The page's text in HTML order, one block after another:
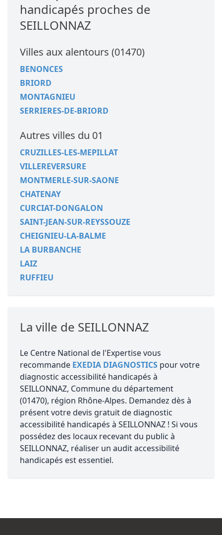
handicapés proches de
SEILLONNAZ
Villes aux alentours (01470)
BENONCES
BRIORD
MONTAGNIEU
SERRIERES-DE-BRIORD
Autres villes du 01
CRUZILLES-LES-MEPILLAT
VILLEREVERSURE
MONTMERLE-SUR-SAONE
CHATENAY
CURCIAT-DONGALON
SAINT-JEAN-SUR-REYSSOUZE
CHEIGNIEU-LA-BALME
LA BURBANCHE
LAIZ
RUFFIEU
La ville de SEILLONNAZ
Le Centre National de l'Expertise vous
recommande EXEDIA DIAGNOSTICS pour votre
diagnostic accessibilité handicapés à
SEILLONNAZ, Commune du département
(01470), région Rhône-Alpes. Demandez dès à
présent votre devis gratuit de diagnostic
accessibilité handicapés à SEILLONNAZ ! Si vous
possédez des locaux recevant du public à
SEILLONNAZ, réaliser un audit accessibilité
handicapés est essentiel.